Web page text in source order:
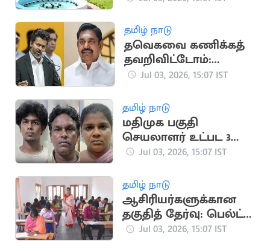
தமிழ் நாடு
தவெகவை கணிக்கத்
தவறிவிட்டோம்:
எடப்பாடி பழனிசாமி
Jul 03, 2026, 15:07 IST
தமிழ் நாடு
மதிமுக பகுதி
செயலாளர் உட்பட 3
பேர் கைது
Jul 03, 2026, 15:07 IST
தமிழ் நாடு
ஆசிரியர்களுக்கான
தகுதித் தேர்வு: பெல்ட்,
ஷூ அணிந்து வர
Jul 03, 2026, 15:07 IST